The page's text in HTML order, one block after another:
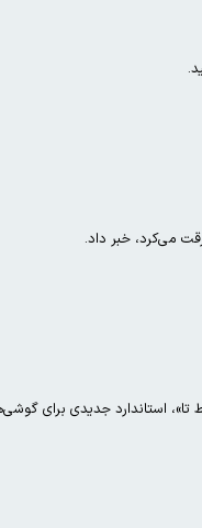
می‌کرد، خبر داد.